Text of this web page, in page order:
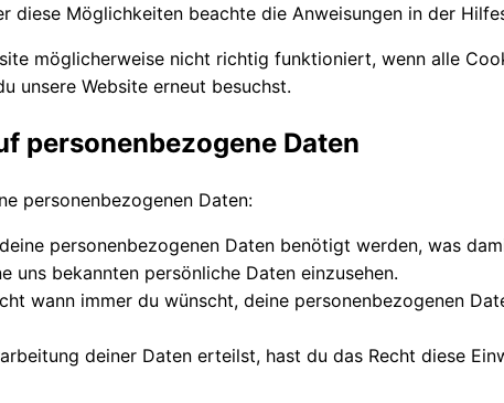
Möglichkeiten beachte die Anweisungen in der
möglicherweise nicht richtig funktioniert, wenn alle
unsere Website erneut besuchst.
personenbezogene Daten
personenbezogenen Daten:
personenbezogenen Daten benötigt werden, was
uns bekannten persönliche Daten einzusehen.
wann immer du wünscht, deine personenbezogenen
deiner Daten erteilst, hast du das Recht diese